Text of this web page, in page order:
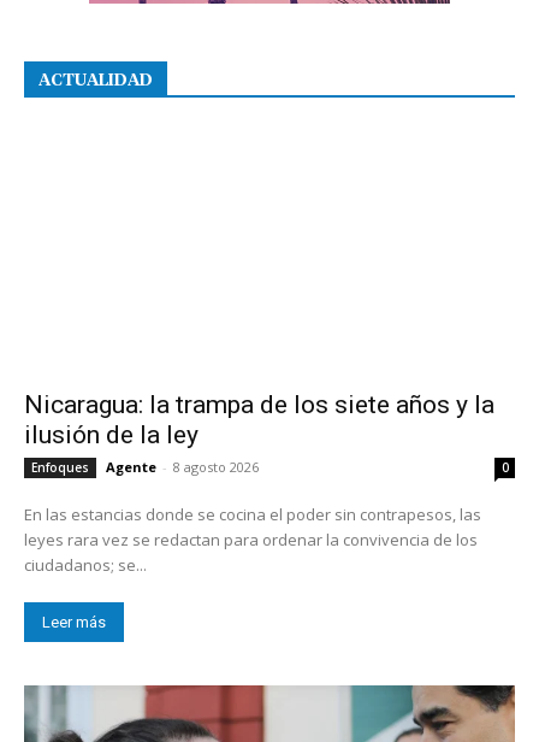
ACTUALIDAD
Nicaragua: la trampa de los siete años y la
ilusión de la ley
Enfoques Agente - 8 agosto 2026 0
En las estancias donde se cocina el poder sin contrapesos, las
leyes rara vez se redactan para ordenar la convivencia de los
ciudadanos; se...
Leer más